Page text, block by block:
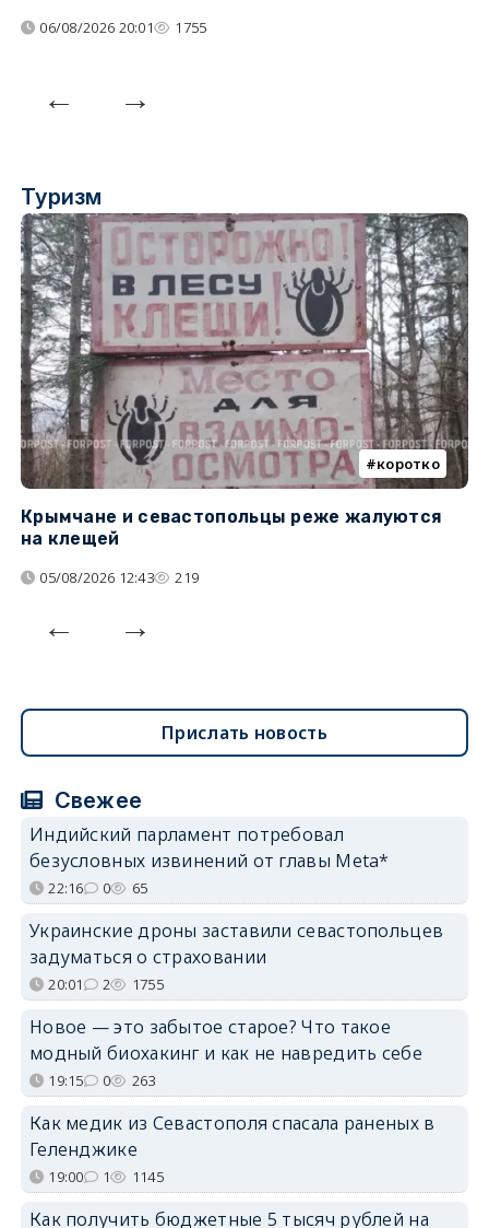
06/08/2026 20:01 1755
Туризм
коротко
Крымчане и севастопольцы реже жалуются
на клещей
05/08/2026 12:43 219
Прислать новость
Свежее
Индийский парламент потребовал
безусловных извинений от главы Meta*
22:16 0 65
Украинские дроны заставили севастопольцев
задуматься о страховании
20:01 2 1755
Новое — это забытое старое? Что такое
модный биохакинг и как не навредить себе
19:15 0 263
Как медик из Севастополя спасала раненых в
Геленджике
19:00 1 1145
Как получить бюджетные 5 тысяч рублей на